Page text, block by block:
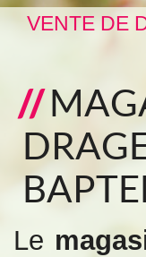
VENTE DE
Le